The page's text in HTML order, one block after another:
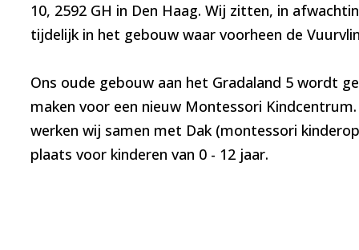
10, 2592 GH in Den Haag. Wij zitten, in
tijdelijk in het gebouw waar voorheen de
Ons oude gebouw aan het Gradaland 5 wordt
maken voor een nieuw Montessori
werken wij samen met Dak (montessori
plaats voor kinderen van 0 - 12 jaar.